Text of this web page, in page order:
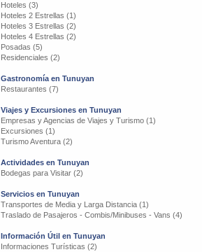
Hoteles (3)
Hoteles 2 Estrellas (1)
Hoteles 3 Estrellas (2)
Hoteles 4 Estrellas (2)
Posadas (5)
Residenciales (2)
Gastronomía en Tunuyan
Restaurantes (7)
Viajes y Excursiones en Tunuyan
Empresas y Agencias de Viajes y Turismo (1)
Excursiones (1)
Turismo Aventura (2)
Actividades en Tunuyan
Bodegas para Visitar (2)
Servicios en Tunuyan
Transportes de Media y Larga Distancia (1)
Traslado de Pasajeros - Combis/Minibuses - Vans (4)
Información Útil en Tunuyan
Informaciones Turísticas (2)